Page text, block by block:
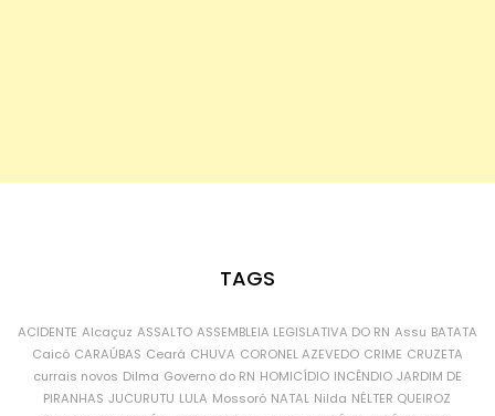
TAGS
ACIDENTE Alcaçuz ASSALTO ASSEMBLEIA LEGISLATIVA DO RN Assu BATATA
Caicó CARAÚBAS Ceará CHUVA CORONEL AZEVEDO CRIME CRUZETA
currais novos Dilma Governo do RN HOMICÍDIO INCÊNDIO JARDIM DE
PIRANHAS JUCURUTU LULA Mossoró NATAL Nilda NÉLTER QUEIROZ